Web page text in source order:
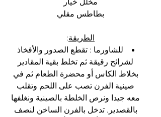
مخلل خيار
بطاطس مقلي
الطريقة:
للشاورما : تقطع الصدور والأفخاذ
لشرائح رقيقة ثم تخلط بقية المقادير
بخلاط الكاس أو محضرة الطعام ثم في
صينية الفرن تصب على اللحم وتقلب
معه جيدا ونرص الخلطة بالصينية ونغلفها
بالقصدير. تدخل بالفرن الساخن لنصف